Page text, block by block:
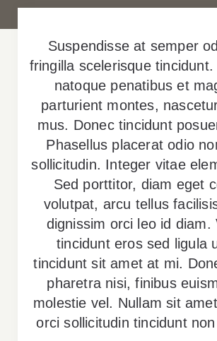
Suspendisse at semper
fringilla scelerisque
natoque penatibus et
parturient montes,
mus. Donec tincidunt
Phasellus placerat odio
sollicitudin. Integer vitae
Sed porttitor, diam eget
volutpat, arcu tellus
dignissim orci leo id diam.
tincidunt eros sed ligula
tincidunt sit amet at mi.
pharetra nisi, finibus
molestie vel. Nullam sit
orci sollicitudin tincidunt